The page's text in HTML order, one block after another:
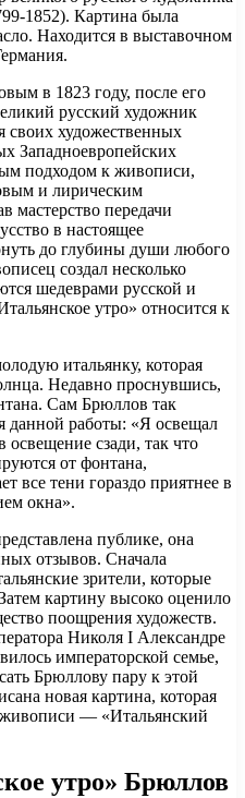
1852). Картина была
Находится в выставочном
в 1823 году, после его
русский художник
своих художественных
Западноевропейских
подходом к живописи,
и лирическим
мастерство передачи
в настоящее
до глубины души любого
создал несколько
шедеврами русской и
утро» относится к
итальянку, которая
Недавно проснувшись,
Сам Брюллов так
данной работы: «Я освещал
сзади, так что
от фонтана,
все тени гораздо приятнее в
окна».
публике, она
отзывов. Сначала
зрители, которые
картину высоко оценило
поощрения художеств.
Николя I Александре
императорской семье,
Брюллову пару к этой
новая картина, которая
живописи — «Итальянский
утро» Брюллов